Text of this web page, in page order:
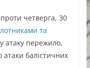
четверга, 30
та
атаку пережило,
балістичних